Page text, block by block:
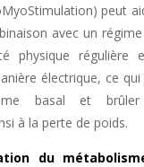
peut
avec un
physique régulière
électrique, ce
basal et
à la perte de poids.
du